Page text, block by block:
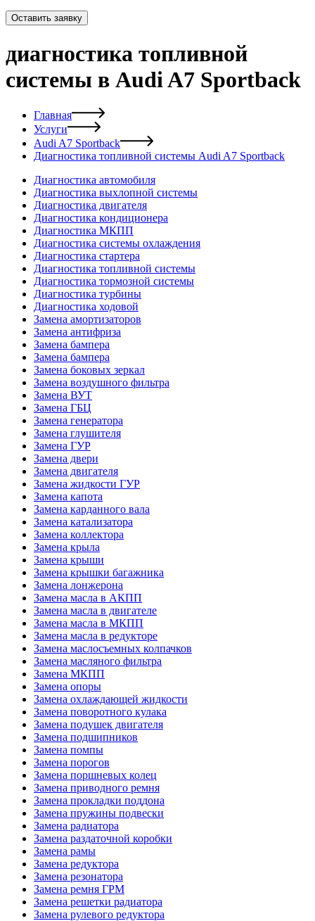
Оставить заявку
диагностика топливной
системы в Audi A7 Sportback
Главная
Услуги
Audi A7 Sportback
Диагностика топливной системы Audi A7 Sportback
Диагностика автомобиля
Диагностика выхлопной системы
Диагностика двигателя
Диагностика кондиционера
Диагностика МКПП
Диагностика системы охлаждения
Диагностика стартера
Диагностика топливной системы
Диагностика тормозной системы
Диагностика турбины
Диагностика ходовой
Замена амортизаторов
Замена антифриза
Замена бампера
Замена бампера
Замена боковых зеркал
Замена воздушного фильтра
Замена ВУТ
Замена ГБЦ
Замена генератора
Замена глушителя
Замена ГУР
Замена двери
Замена двигателя
Замена жидкости ГУР
Замена капота
Замена карданного вала
Замена катализатора
Замена коллектора
Замена крыла
Замена крыши
Замена крышки багажника
Замена лонжерона
Замена масла в АКПП
Замена масла в двигателе
Замена масла в МКПП
Замена масла в редукторе
Замена маслосъемных колпачков
Замена масляного фильтра
Замена МКПП
Замена опоры
Замена охлаждающей жидкости
Замена поворотного кулака
Замена подушек двигателя
Замена подшипников
Замена помпы
Замена порогов
Замена поршневых колец
Замена приводного ремня
Замена прокладки поддона
Замена пружины подвески
Замена радиатора
Замена раздаточной коробки
Замена рамы
Замена редуктора
Замена резонатора
Замена ремня ГРМ
Замена решетки радиатора
Замена рулевого редуктора